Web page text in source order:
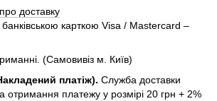
доставку
карткою Visa / Mastercard –
(Самовивіз м. Київ)
платіж). Служба доставки
отримання платежу у розмірі 20 грн + 2%